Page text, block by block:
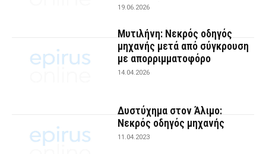
19.06.2026
Μυτιλήνη: Νεκρός οδηγός
μηχανής μετά από σύγκρουση
με απορριμματοφόρο
14.04.2026
Δυστύχημα στον Άλιμο:
Νεκρός οδηγός μηχανής
11.04.2023